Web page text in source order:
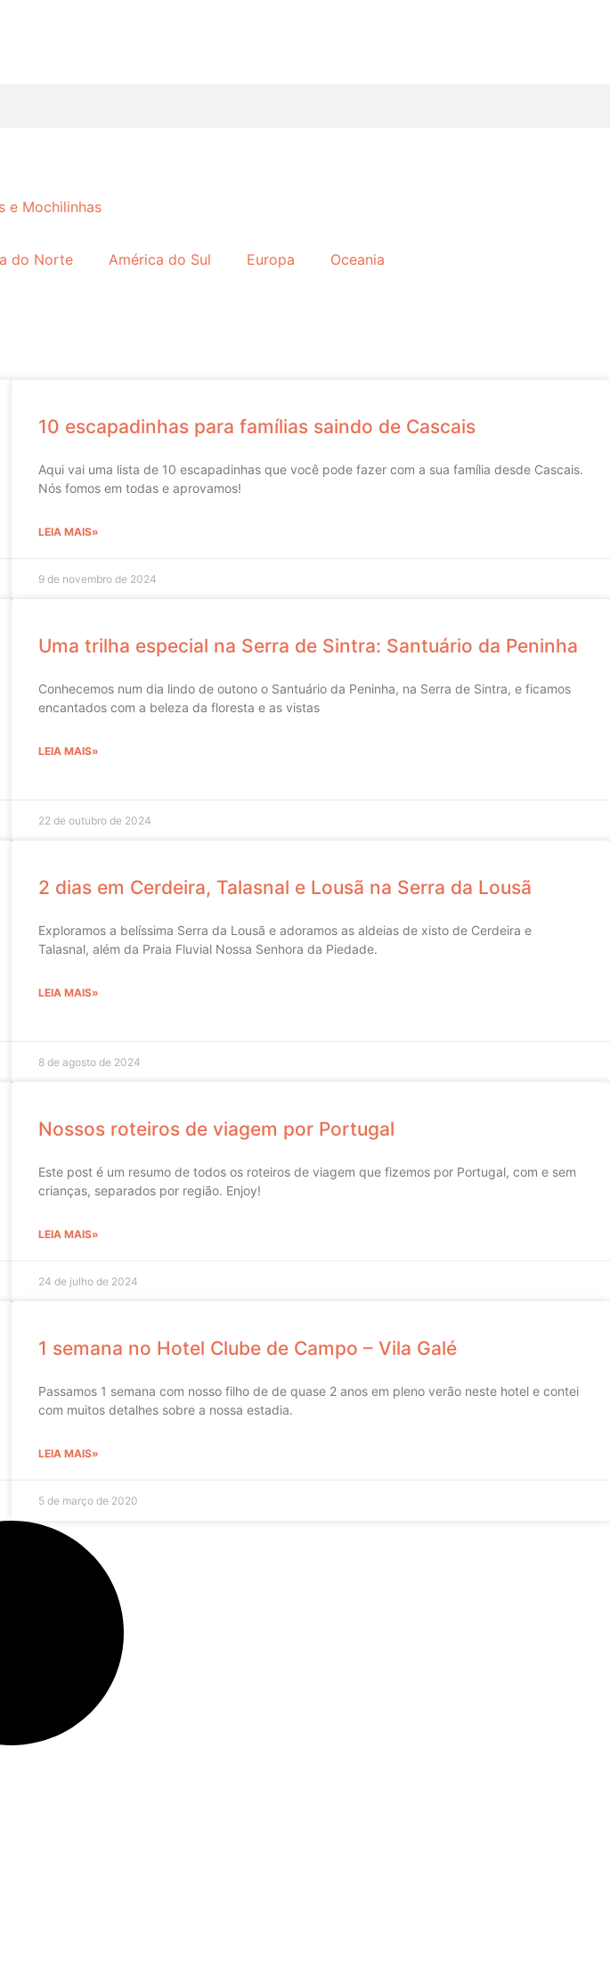
do Norte América do Sul Europa Oceania
10 escapadinhas para famílias saindo de Cascais
Aqui vai uma lista de 10 escapadinhas que você pode fazer com a sua família desde Cascais.
Nós fomos em todas e aprovamos!
LEIA MAIS»
9 de novembro de 2024
Uma trilha especial na Serra de Sintra: Santuário da Peninha
Conhecemos num dia lindo de outono o Santuário da Peninha, na Serra de Sintra, e ficamos
encantados com a beleza da floresta e as vistas
LEIA MAIS»
22 de outubro de 2024
2 dias em Cerdeira, Talasnal e Lousã na Serra da Lousã
Exploramos a belíssima Serra da Lousã e adoramos as aldeias de xisto de Cerdeira e
Talasnal, além da Praia Fluvial Nossa Senhora da Piedade.
LEIA MAIS»
8 de agosto de 2024
Nossos roteiros de viagem por Portugal
Este post é um resumo de todos os roteiros de viagem que fizemos por Portugal, com e sem
crianças, separados por região. Enjoy!
LEIA MAIS»
24 de julho de 2024
1 semana no Hotel Clube de Campo – Vila Galé
Passamos 1 semana com nosso filho de de quase 2 anos em pleno verão neste hotel e contei
com muitos detalhes sobre a nossa estadia.
LEIA MAIS»
5 de março de 2020